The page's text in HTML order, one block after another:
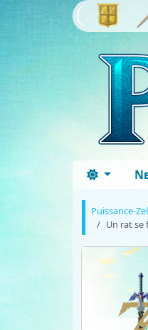
Puissance-
Un rat se